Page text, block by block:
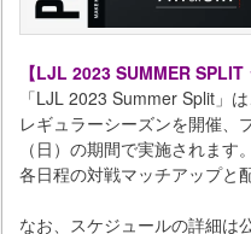
【LJL 2023 SUMMER
「LJL 2023 Summer Split」
レギュラーシーズンを開催、
（日）の期間で実施されます
各日程の対戦マッチアップと
なお、スケジュールの詳細は